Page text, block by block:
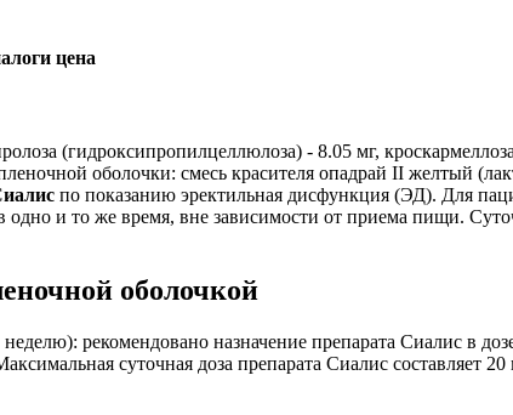
цена
(гидроксипропилцеллюлоза) - 8.05 мг,
оболочки: смесь красителя опадрай II желтый
по показанию эректильная дисфункция (ЭД). Для
одно и то же время, вне зависимости от приема пищи.
оболочкой
рекомендовано назначение препарата Сиалис в
суточная доза препарата Сиалис